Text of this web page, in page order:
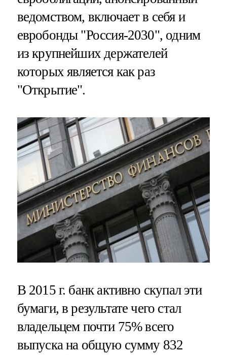
ведомством, включает в себя и
евробонды "Россия-2030", одним
из крупнейших держателей
которых является как раз
"Открытие".
В 2015 г. банк активно скупал эти
бумаги, в результате чего стал
владельцем почти 75% всего
выпуска на общую сумму 832